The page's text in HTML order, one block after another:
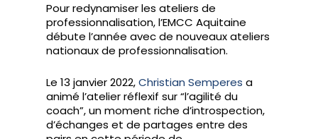
Pour redynamiser les ateliers de
professionnalisation, l’EMCC Aquitaine
débute l’année avec de nouveaux ateliers
nationaux de professionnalisation.
Le 13 janvier 2022,Christian Semperes a
animé l’atelier réflexif sur “l’agilité du
coach”, un moment riche d’introspection,
d’échanges et de partages entre des